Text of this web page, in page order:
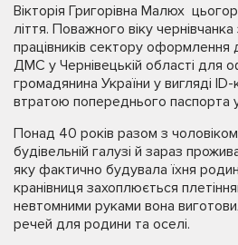
Вікторія Григорівна Малюх
ліття. Поважного віку
працівників сектору оформлення
ДМС у Чернівецькій області для
громадянина України у вигляді ID-
втратою попереднього паспорта
Понад 40 років разом з
будівельній галузі й зараз
яку фактично будувала їхня
кранівниця захоплюється
невтомними руками вона
речей для родини та оселі.